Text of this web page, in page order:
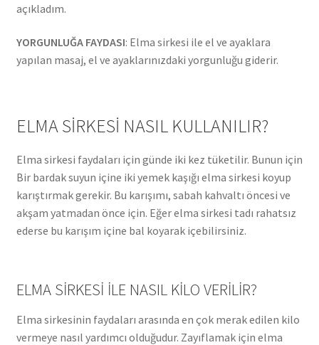
açıkladım.
YORGUNLUĞA FAYDASI: Elma sirkesi ile el ve ayaklara
yapılan masaj, el ve ayaklarınızdaki yorgunluğu giderir.
ELMA SİRKESİ NASIL KULLANILIR?
Elma sirkesi faydaları için günde iki kez tüketilir. Bunun için
Bir bardak suyun içine iki yemek kaşığı elma sirkesi koyup
karıştırmak gerekir. Bu karışımı, sabah kahvaltı öncesi ve
akşam yatmadan önce için. Eğer elma sirkesi tadı rahatsız
ederse bu karışım içine bal koyarak içebilirsiniz.
ELMA SİRKESİ İLE NASIL KİLO VERİLİR?
Elma sirkesinin faydaları arasında en çok merak edilen kilo
vermeye nasıl yardımcı olduğudur. Zayıflamak için elma